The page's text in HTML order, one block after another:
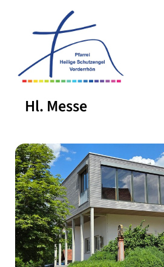
Hl. Messe